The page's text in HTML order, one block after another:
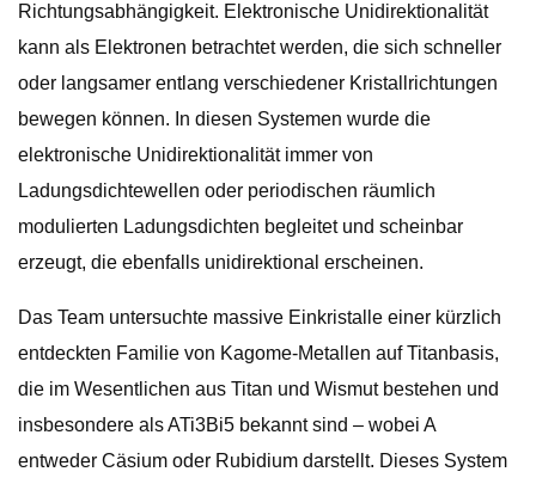
Richtungsabhängigkeit. Elektronische Unidirektionalität
kann als Elektronen betrachtet werden, die sich schneller
oder langsamer entlang verschiedener Kristallrichtungen
bewegen können. In diesen Systemen wurde die
elektronische Unidirektionalität immer von
Ladungsdichtewellen oder periodischen räumlich
modulierten Ladungsdichten begleitet und scheinbar
erzeugt, die ebenfalls unidirektional erscheinen.
Das Team untersuchte massive Einkristalle einer kürzlich
entdeckten Familie von Kagome-Metallen auf Titanbasis,
die im Wesentlichen aus Titan und Wismut bestehen und
insbesondere als ATi3Bi5 bekannt sind – wobei A
entweder Cäsium oder Rubidium darstellt. Dieses System